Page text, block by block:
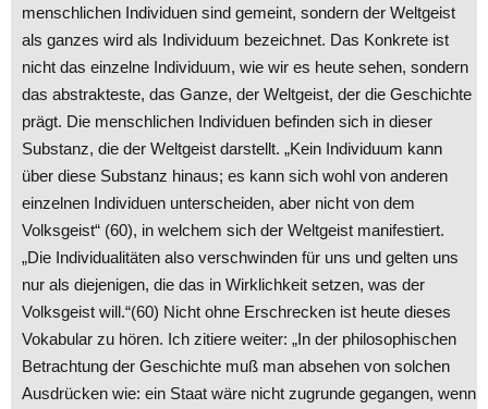
menschlichen Individuen sind gemeint, sondern der Weltgeist
als ganzes wird als Individuum bezeichnet. Das Konkrete ist
nicht das einzelne Individuum, wie wir es heute sehen, sondern
das abstrakteste, das Ganze, der Weltgeist, der die Geschichte
prägt. Die menschlichen Individuen befinden sich in dieser
Substanz, die der Weltgeist darstellt. „Kein Individuum kann
über diese Substanz hinaus; es kann sich wohl von anderen
einzelnen Individuen unterscheiden, aber nicht von dem
Volksgeist“ (60), in welchem sich der Weltgeist manifestiert.
„Die Individualitäten also verschwinden für uns und gelten uns
nur als diejenigen, die das in Wirklichkeit setzen, was der
Volksgeist will.“(60) Nicht ohne Erschrecken ist heute dieses
Vokabular zu hören. Ich zitiere weiter: „In der philosophischen
Betrachtung der Geschichte muß man absehen von solchen
Ausdrücken wie: ein Staat wäre nicht zugrunde gegangen, wenn